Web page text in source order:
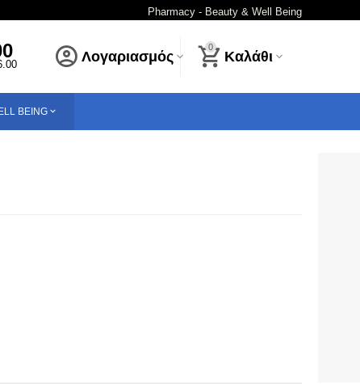
Pharmacy - Beauty & Well Being
Λογαριασμός
0
Καλάθι
BEING